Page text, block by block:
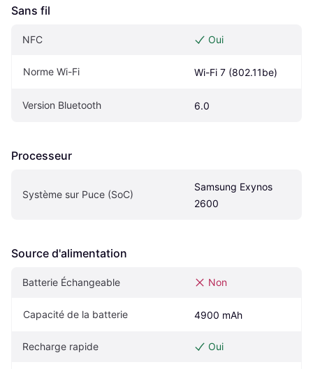
Sans fil
NFC Oui
Norme Wi-Fi Wi-Fi 7 (802.11be)
Version Bluetooth 6.0
Processeur
Système sur Puce (SoC)
Samsung Exynos
2600
Source d'alimentation
Batterie Échangeable Non
Capacité de la batterie 4900 mAh
Recharge rapide Oui